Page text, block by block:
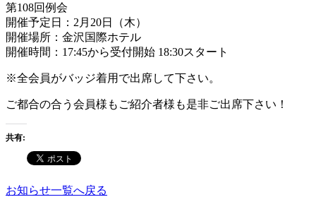
第108回例会
開催予定日：2月20日（木）
開催場所：金沢国際ホテル
開催時間：17:45から受付開始 18:30スタート
※全会員がバッジ着用で出席して下さい。
ご都合の合う会員様もご紹介者様も是非ご出席下さい！
共有:
お知らせ一覧へ戻る